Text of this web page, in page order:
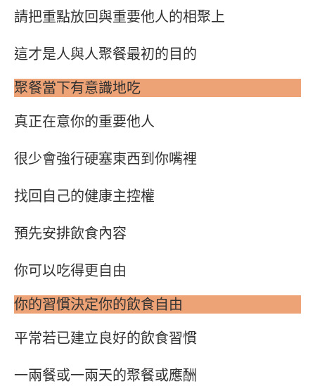
請把重點放回與重要他人的相聚上
這才是人與人聚餐最初的目的
聚餐當下有意識地吃
真正在意你的重要他人
很少會強行硬塞東西到你嘴裡
找回自己的健康主控權
預先安排飲食內容
你可以吃得更自由
你的習慣決定你的飲食自由
平常若已建立良好的飲食習慣
一兩餐或一兩天的聚餐或應酬